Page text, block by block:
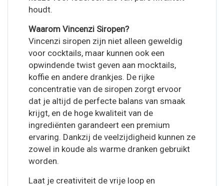
houdt.
Waarom Vincenzi Siropen?
Vincenzi siropen zijn niet alleen geweldig
voor cocktails, maar kunnen ook een
opwindende twist geven aan mocktails,
koffie en andere drankjes. De rijke
concentratie van de siropen zorgt ervoor
dat je altijd de perfecte balans van smaak
krijgt, en de hoge kwaliteit van de
ingrediënten garandeert een premium
ervaring. Dankzij de veelzijdigheid kunnen ze
zowel in koude als warme dranken gebruikt
worden.
Laat je creativiteit de vrije loop en